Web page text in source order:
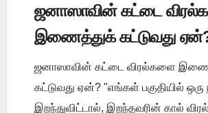
ஜனாஸாவின் கட்டை
இணைத்துக் கட்டுவது
ஜனாஸாவின் கட்டை விரல்களை
கட்டுவது ஏன்? "எங்கள் பகுதியில் ஒரு
இறந்துவிட்டால், இறந்தவரின் கால்